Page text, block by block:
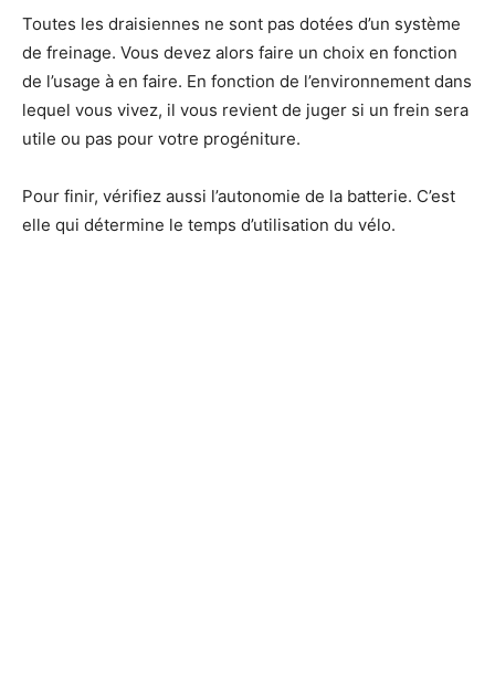
Toutes les draisiennes ne sont pas dotées d’un système
de freinage. Vous devez alors faire un choix en fonction
de l’usage à en faire. En fonction de l’environnement dans
lequel vous vivez, il vous revient de juger si un frein sera
utile ou pas pour votre progéniture.
Pour finir, vérifiez aussi l’autonomie de la batterie. C’est
elle qui détermine le temps d’utilisation du vélo.